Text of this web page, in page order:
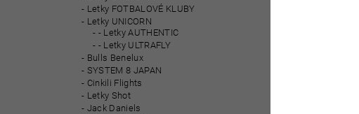
Letky FOTBALOVÉ KLUBY
Letky UNICORN
- Letky AUTHENTIC
- Letky ULTRAFLY
Bulls Benelux
SYSTEM 8 JAPAN
Cinkili Flights
Letky Shot
Jack Daniels